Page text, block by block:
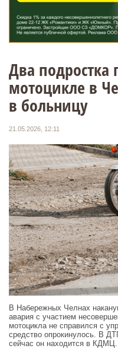
Два подростка
мотоцикле в
в больницу
21.05.2026, 12:11
В Набережных Челнах
авария с участием
мотоцикла не справился с
средство опрокинулось. В
сейчас он находится в КДМЦ.